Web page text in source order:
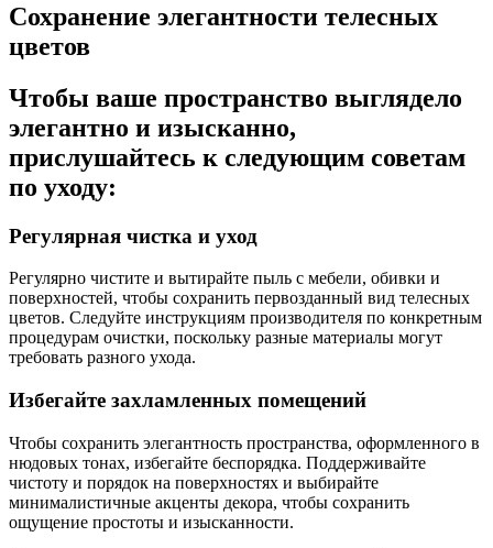
Сохранение элегантности телесных
цветов
Чтобы ваше пространство выглядело
элегантно и изысканно,
прислушайтесь к следующим советам
по уходу:
Регулярная чистка и уход
Регулярно чистите и вытирайте пыль с мебели, обивки и
поверхностей, чтобы сохранить первозданный вид телесных
цветов. Следуйте инструкциям производителя по конкретным
процедурам очистки, поскольку разные материалы могут
требовать разного ухода.
Избегайте захламленных помещений
Чтобы сохранить элегантность пространства, оформленного в
нюдовых тонах, избегайте беспорядка. Поддерживайте
чистоту и порядок на поверхностях и выбирайте
минималистичные акценты декора, чтобы сохранить
ощущение простоты и изысканности.